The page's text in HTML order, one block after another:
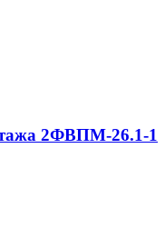
2ФВПМ-26.1-1